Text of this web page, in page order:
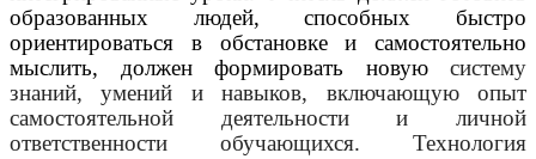
образованных людей, способных быстро
ориентироваться в обстановке и самостоятельно
мыслить, должен формировать новуюсистему
знаний, умений и навыков, включающую опыт
самостоятельной деятельности и личной
ответственности обучающихся. Технология